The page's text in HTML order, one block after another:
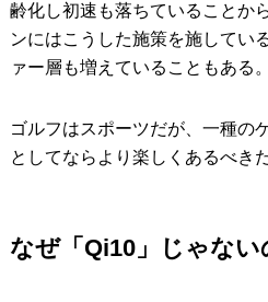
齢化し初速も落ちていることか
ンにはこうした施策を施してい
ァー層も増えていることもある。
ゴルフはスポーツだが、一種の
としてならより楽しくあるべき
なぜ「Qi10」じゃな